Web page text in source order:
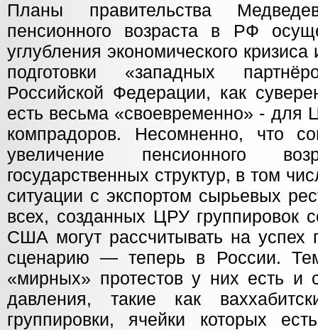
Планы правительства
пенсионного возраста в РФ
углубления экономического
подготовки «западных
Российской Федерации, как
есть весьма «своевременно» -
компрадоров. Несомненно, что
увеличение пенсионного
государственных структур, в том
ситуации с экспортом сырьевых
всех, созданных ЦРУ группировок
США могут рассчитывать на успех
сценарию — теперь в России.
«мирных» протестов у них есть и
давления, такие как
группировки, ячейки которых